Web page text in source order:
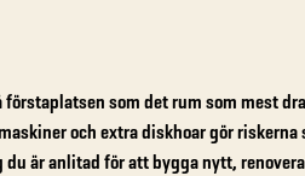
förstaplatsen som det rum som mest
och extra diskhoar gör
är anlitad för att bygga nytt,